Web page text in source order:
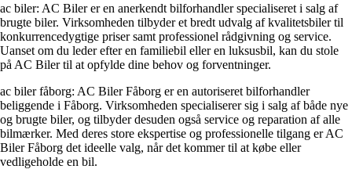
ac biler: AC Biler er en anerkendt bilforhandler specialiseret i salg af
brugte biler. Virksomheden tilbyder et bredt udvalg af kvalitetsbiler til
konkurrencedygtige priser samt professionel rådgivning og service.
Uanset om du leder efter en familiebil eller en luksusbil, kan du stole
på AC Biler til at opfylde dine behov og forventninger.
ac biler fåborg: AC Biler Fåborg er en autoriseret bilforhandler
beliggende i Fåborg. Virksomheden specialiserer sig i salg af både nye
og brugte biler, og tilbyder desuden også service og reparation af alle
bilmærker. Med deres store ekspertise og professionelle tilgang er AC
Biler Fåborg det ideelle valg, når det kommer til at købe eller
vedligeholde en bil.